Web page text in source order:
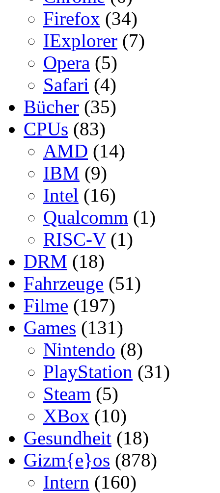
Firefox (34)
IExplorer (7)
Opera (5)
Safari (4)
Bücher (35)
CPUs (83)
AMD (14)
IBM (9)
Intel (16)
Qualcomm (1)
RISC-V(1)
DRM (18)
Fahrzeuge (51)
Filme (197)
Games (131)
Nintendo (8)
PlayStation (31)
Steam (5)
XBox (10)
Gesundheit (18)
Gizm{e}os (878)
Intern (160)